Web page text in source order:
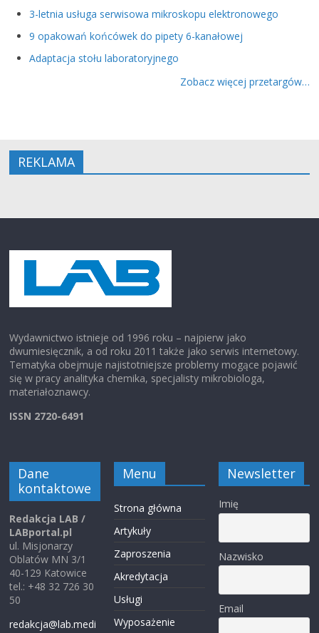
3-letnia usługa serwisowa mikroskopu elektronowego
9 opakowań końcówek do pipety 6-kanałowej
Adaptacja stołu laboratoryjnego
Zobacz więcej przetargów…
REKLAMA
Wydawnictwo istnieje od 1996 roku – najpierw jako
dwumiesięcznik, a od roku 2011 także jako serwis internetowy.
Tematyka obejmuje najistotniejsze problemy mogące pojawić
się w pracy analityka chemika, specjalisty mikrobiologa,
materiałoznawcy.
ISSN 2720-6491
Dane
kontaktowe
Redakcja LAB /
LABportal.pl
ul. Misjonarzy
Oblatów MN 3/1
40-129 Katowice
tel.: +48 32 726 30
50
redakcja@lab.medi
Menu
Strona główna
Artykuły
Zaproszenia
Akredytacja
Usługi
Wyposażenie
Newsletter
Imię
Nazwisko
Email